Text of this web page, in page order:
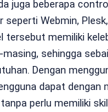
juga beberapa
seperti Webmin,
tersebut memiliki
sehingga
Dengan
dapat dengan
perlu memiliki